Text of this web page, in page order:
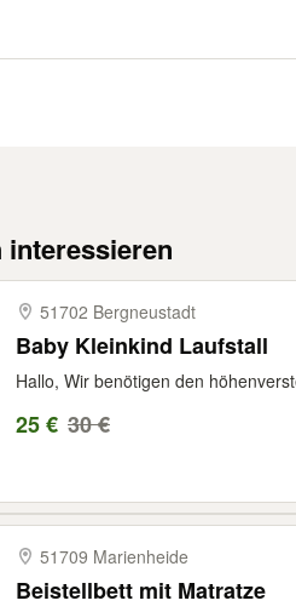
interessieren
51702 Bergneustadt
Baby Kleinkind Laufstall
Hallo, Wir benötigen den
25 € 30 €
51709 Marienheide
Beistellbett mit Matratze